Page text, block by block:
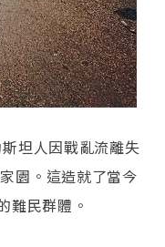
坦人因戰亂流離失
園。這造就了當今
難民群體。